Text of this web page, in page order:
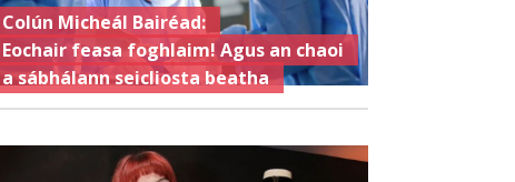
Colún Micheál Bairéad:
Eochair feasa foghlaim! Agus an chaoi
a sábhálann seicliosta beatha